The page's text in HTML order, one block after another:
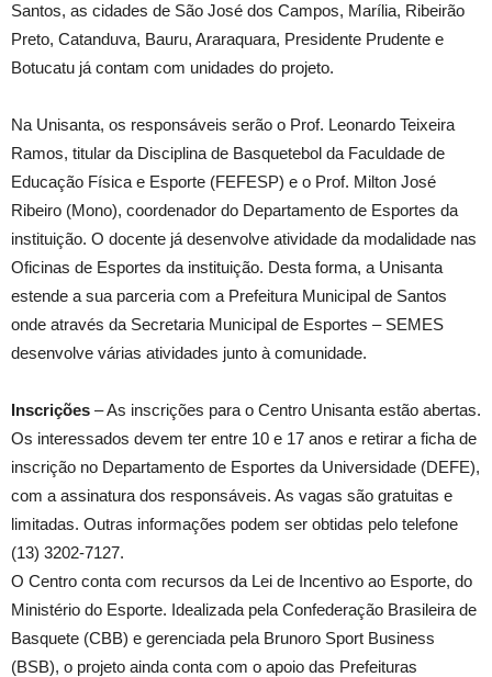
Santos, as cidades de São José dos Campos, Marília, Ribeirão
Preto, Catanduva, Bauru, Araraquara, Presidente Prudente e
Botucatu já contam com unidades do projeto.
Na Unisanta, os responsáveis serão o Prof. Leonardo Teixeira
Ramos, titular da Disciplina de Basquetebol da Faculdade de
Educação Física e Esporte (FEFESP) e o Prof. Milton José
Ribeiro (Mono), coordenador do Departamento de Esportes da
instituição. O docente já desenvolve atividade da modalidade nas
Oficinas de Esportes da instituição. Desta forma, a Unisanta
estende a sua parceria com a Prefeitura Municipal de Santos
onde através da Secretaria Municipal de Esportes – SEMES
desenvolve várias atividades junto à comunidade.
Inscrições – As inscrições para o Centro Unisanta estão abertas.
Os interessados devem ter entre 10 e 17 anos e retirar a ficha de
inscrição no Departamento de Esportes da Universidade (DEFE),
com a assinatura dos responsáveis. As vagas são gratuitas e
limitadas. Outras informações podem ser obtidas pelo telefone
(13) 3202-7127.
O Centro conta com recursos da Lei de Incentivo ao Esporte, do
Ministério do Esporte. Idealizada pela Confederação Brasileira de
Basquete (CBB) e gerenciada pela Brunoro Sport Business
(BSB), o projeto ainda conta com o apoio das Prefeituras